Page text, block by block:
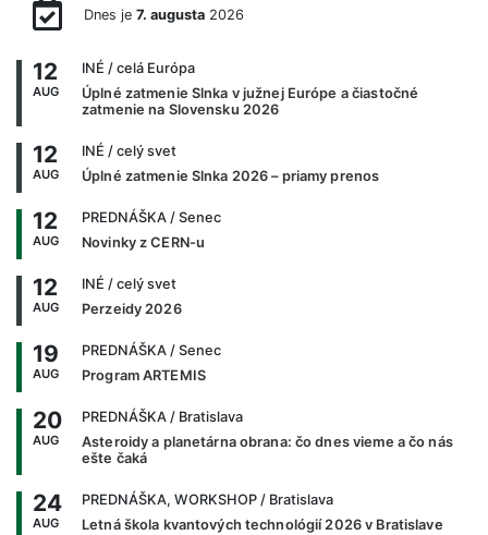
Dnes je 7. augusta2026
12
AUG
INÉ / celá Európa
Úplné zatmenie Slnka v južnej Európe a čiastočné
zatmenie na Slovensku 2026
12
AUG
INÉ / celý svet
Úplné zatmenie Slnka 2026 – priamy prenos
12
AUG
PREDNÁŠKA / Senec
Novinky z CERN-u
12
AUG
INÉ / celý svet
Perzeidy 2026
19
AUG
PREDNÁŠKA / Senec
Program ARTEMIS
20
AUG
PREDNÁŠKA / Bratislava
Asteroidy a planetárna obrana: čo dnes vieme a čo nás
ešte čaká
24
AUG
PREDNÁŠKA, WORKSHOP / Bratislava
Letná škola kvantových technológií 2026 v Bratislave